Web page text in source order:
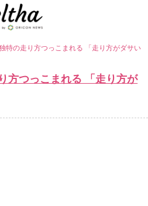
特の走り方つっこまれる 「走り方がダサい
方つっこまれる 「走り方が